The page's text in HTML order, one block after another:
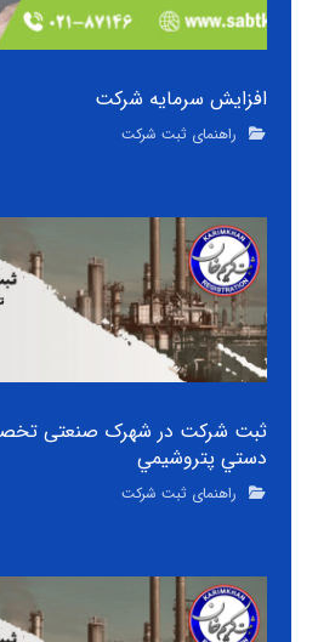
افزایش سرمایه شرکت
راهنمای ثبت شرکت
ثبت شرکت در شهرک صنعتی
دستي پتروشيمي
راهنمای ثبت شرکت